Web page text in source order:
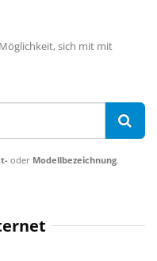
sich mit mit
oder Modellbezeichnung.